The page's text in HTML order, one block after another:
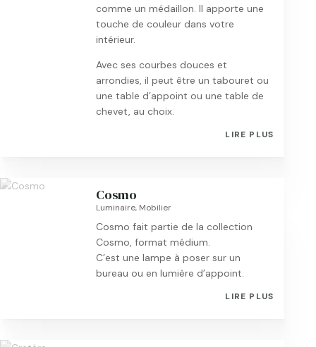
comme un médaillon. Il apporte une
touche de couleur dans votre
intérieur.
Avec ses courbes douces et
arrondies, il peut être un tabouret ou
une table d’appoint ou une table de
chevet, au choix.
LIRE PLUS
Cosmo
Luminaire, Mobilier
Cosmo fait partie de la collection
Cosmo, format médium.
C’est une lampe à poser sur un
bureau ou en lumière d’appoint.
LIRE PLUS